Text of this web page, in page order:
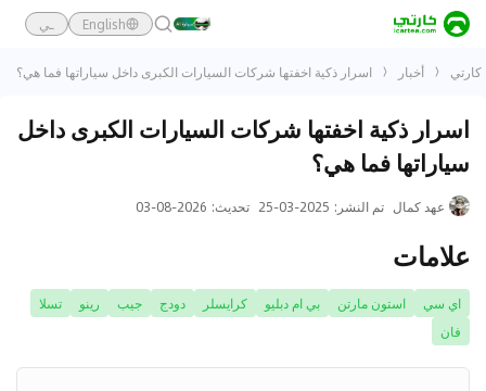
English ـي
كارتي أخبار اسرار ذكية اخفتها شركات السيارات الكبرى داخل سياراتها فما هي؟
اسرار ذكية اخفتها شركات السيارات الكبرى داخل
سياراتها فما هي؟
عهد كمال تم النشر :
2025-03-25 تحديث:
2026-08-03
علامات
اي سي استون مارتن بي ام دبليو كرايسلر دودج جيب رينو
تسلا
فان